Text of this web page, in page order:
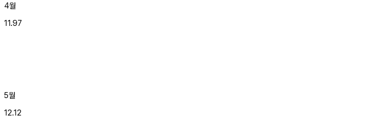
4월
11.97
5월
12.12